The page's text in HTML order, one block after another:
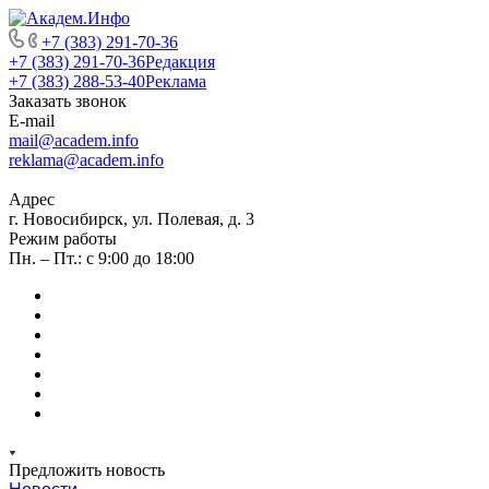
+7 (383) 291-70-36
+7 (383) 291-70-36Редакция
+7 (383) 288-53-40Реклама
Заказать звонок
E-mail
mail@academ.info
reklama@academ.info
Адрес
г. Новосибирск, ул. Полевая, д. 3
Режим работы
Пн. – Пт.: с 9:00 до 18:00
Предложить новость